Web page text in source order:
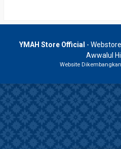
YMAH Store Official -
Awwalul
Website